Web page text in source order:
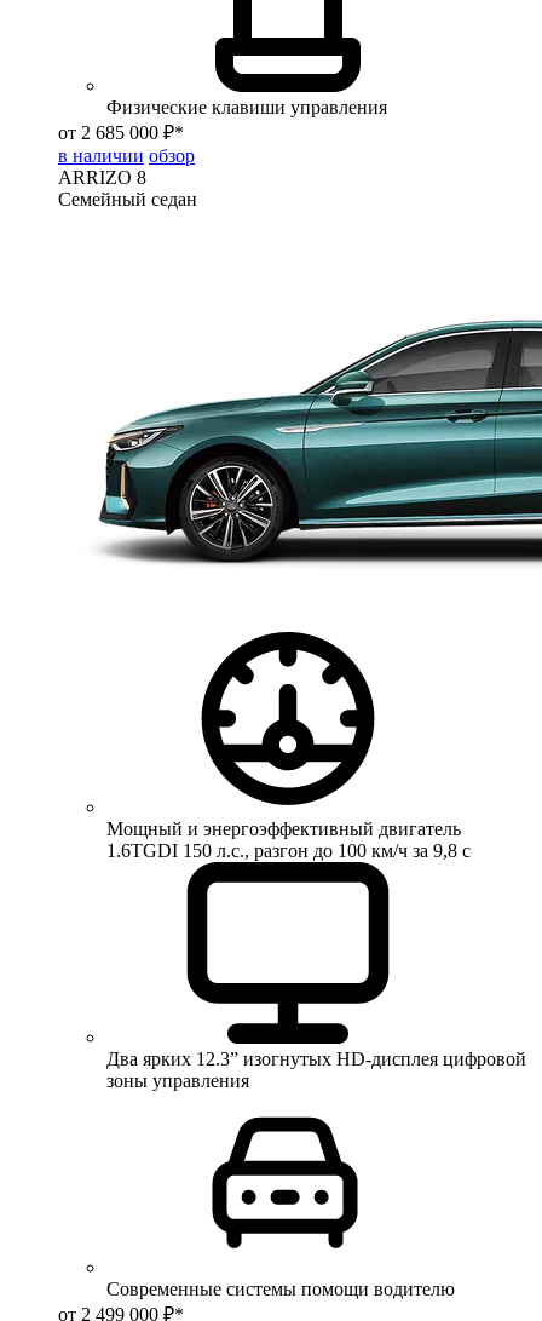
Физические клавиши управления
от 2 685 000 ₽*
в наличии обзор
ARRIZO 8
Семейный седан
Мощный и энергоэффективный двигатель
1.6TGDI 150 л.с., разгон до 100 км/ч за 9,8 с
Два ярких 12.3” изогнутых HD-дисплея цифровой
зоны управления
Современные системы помощи водителю
от 2 499 000 ₽*